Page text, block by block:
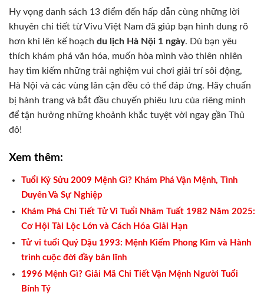
Hy vọng danh sách 13 điểm đến hấp dẫn cùng những lời
khuyên chi tiết từ Vivu Việt Nam đã giúp bạn hình dung rõ
hơn khi lên kế hoạch du lịch Hà Nội 1 ngày. Dù bạn yêu
thích khám phá văn hóa, muốn hòa mình vào thiên nhiên
hay tìm kiếm những trải nghiệm vui chơi giải trí sôi động,
Hà Nội và các vùng lân cận đều có thể đáp ứng. Hãy chuẩn
bị hành trang và bắt đầu chuyến phiêu lưu của riêng mình
để tận hưởng những khoảnh khắc tuyệt vời ngay gần Thủ
đô!
Xem thêm:
Tuổi Kỷ Sửu 2009 Mệnh Gì? Khám Phá Vận Mệnh, Tình
Duyên Và Sự Nghiệp
Khám Phá Chi Tiết Tử Vi Tuổi Nhâm Tuất 1982 Năm 2025:
Cơ Hội Tài Lộc Lớn và Cách Hóa Giải Hạn
Tử vi tuổi Quý Dậu 1993: Mệnh Kiếm Phong Kim và Hành
trình cuộc đời đầy bản lĩnh
1996 Mệnh Gì? Giải Mã Chi Tiết Vận Mệnh Người Tuổi
Bính Tý